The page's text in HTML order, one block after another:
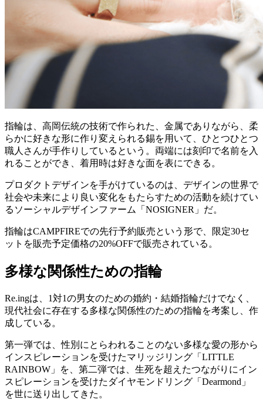
指輪は、高岡伝統の技術で作られた、金属でありながら、柔
らかに好きな形に作り変えられる錫を用いて、ひとつひとつ
職人さんが手作りしているという。両端には刻印で名前を入
れることができ、着用時は好きな面を表にできる。
プロダクトデザインを手がけているのは、デザインの世界で
社会や未来により良い変化をもたらすための活動を続けてい
るソーシャルデザインファーム「NOSIGNER」だ。
指輪はCAMPFIREでの先行予約販売という形で、限定30セ
ットを販売予定価格の20%OFFで販売されている。
多様な関係性ための指輪
Re.ingは、1対1の男女のための婚約・結婚指輪だけでなく、
現代社会に存在する多様な関係性のための指輪を考案し、作
成している。
第一弾では、性別にとらわれることのない多様な愛の形から
インスピレーションを受けたマリッジリング「LITTLE
RAINBOW」を、第二弾では、生死を超えたつながりにイン
スピレーションを受けたダイヤモンドリング「Dearmond」
を世に送り出してきた。